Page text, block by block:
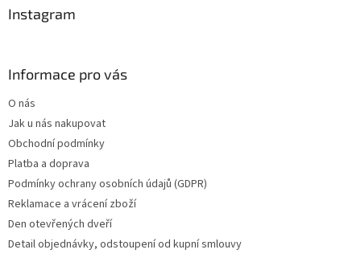
Instagram
Informace pro vás
O nás
Jak u nás nakupovat
Obchodní podmínky
Platba a doprava
Podmínky ochrany osobních údajů (GDPR)
Reklamace a vrácení zboží
Den otevřených dveří
Detail objednávky, odstoupení od kupní smlouvy